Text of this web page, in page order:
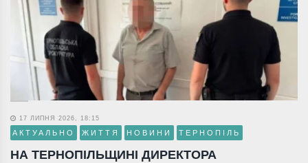
17 ЛИПНЯ 2026, 18:15
АКТУАЛЬНО ЖИТТЯ НОВИНИ ТЕРНОПІЛЬ
НА ТЕРНОПІЛЬЩИНІ ДИРЕКТОРА